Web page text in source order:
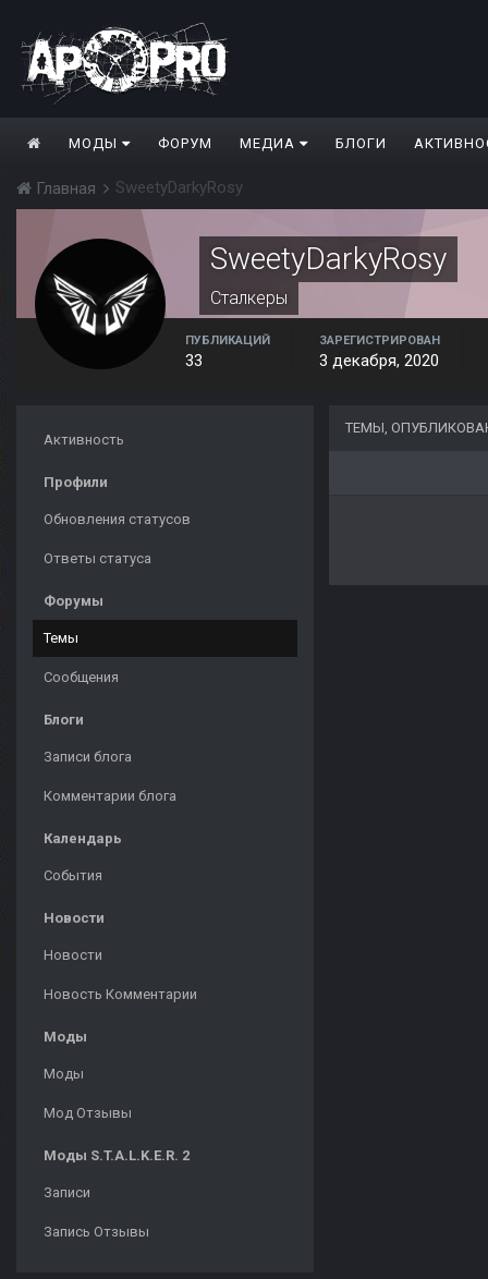
МОДЫ ФОРУМ МЕДИА БЛОГИ
Главная SweetyDarkyRosy
SweetyDarkyRosy
Сталкеры
ПУБЛИКАЦИЙ
33
ЗАРЕГИСТРИРОВАН
3 декабря, 2020
Активность
Профили
Обновления статусов
Ответы статуса
Форумы
Темы
Сообщения
Блоги
Записи блога
Комментарии блога
Календарь
События
Новости
Новости
Новость Комментарии
Моды
Моды
Мод Отзывы
Моды S.T.A.L.K.E.R. 2
Записи
Запись Отзывы
ТЕМЫ,